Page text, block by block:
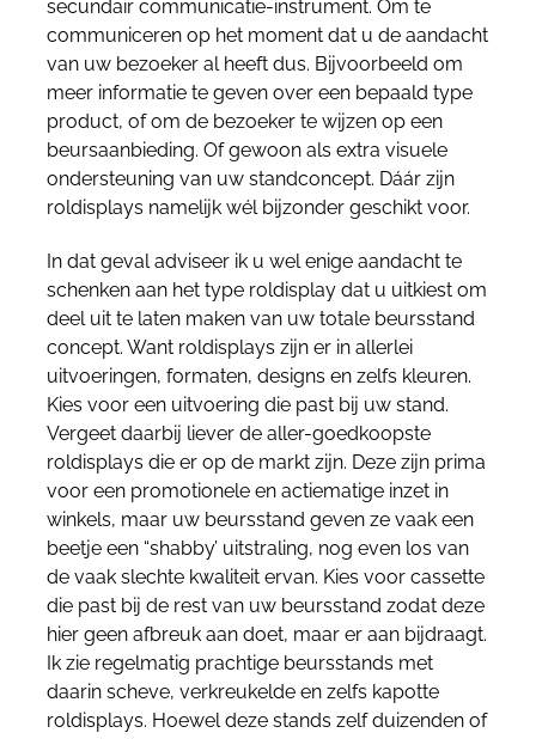
secundair communicatie-instrument. Om te
communiceren op het moment dat u de aandacht
van uw bezoeker al heeft dus. Bijvoorbeeld om
meer informatie te geven over een bepaald type
product, of om de bezoeker te wijzen op een
beursaanbieding. Of gewoon als extra visuele
ondersteuning van uw standconcept. Dáár zijn
roldisplays namelijk wél bijzonder geschikt voor.
In dat geval adviseer ik u wel enige aandacht te
schenken aan het type roldisplay dat u uitkiest om
deel uit te laten maken van uw totale beursstand
concept. Want roldisplays zijn er in allerlei
uitvoeringen, formaten, designs en zelfs kleuren.
Kies voor een uitvoering die past bij uw stand.
Vergeet daarbij liever de aller-goedkoopste
roldisplays die er op de markt zijn. Deze zijn prima
voor een promotionele en actiematige inzet in
winkels, maar uw beursstand geven ze vaak een
beetje een “shabby’ uitstraling, nog even los van
de vaak slechte kwaliteit ervan. Kies voor cassette
die past bij de rest van uw beursstand zodat deze
hier geen afbreuk aan doet, maar er aan bijdraagt.
Ik zie regelmatig prachtige beursstands met
daarin scheve, verkreukelde en zelfs kapotte
roldisplays. Hoewel deze stands zelf duizenden of